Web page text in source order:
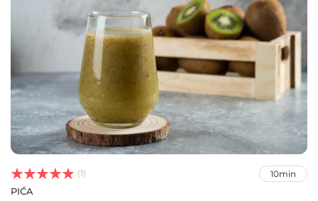


 (1) 10min
PIĆA